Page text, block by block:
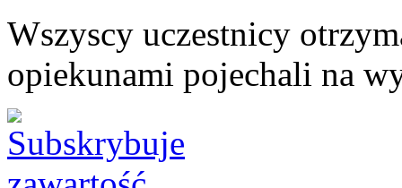
Wszyscy uczestnicy
opiekunami pojechali na